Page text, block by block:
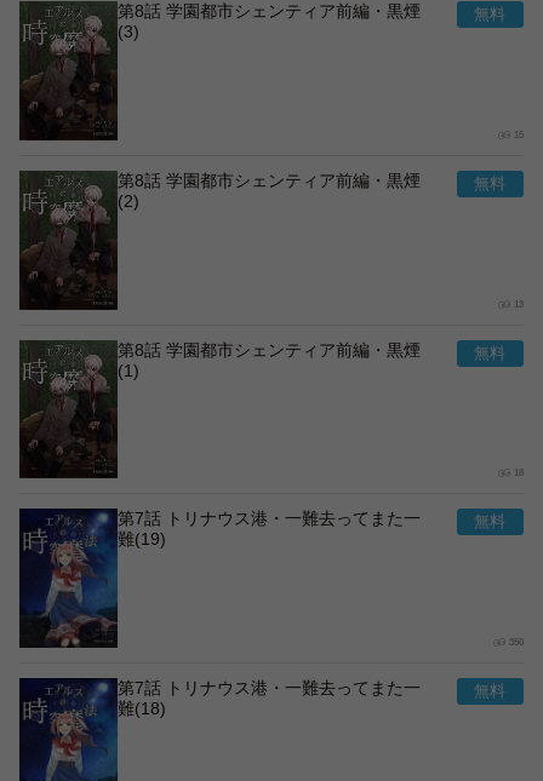
第8話 学園都市シェンティア前編・黒煙
(3)
15
第8話 学園都市シェンティア前編・黒煙
(2)
13
第8話 学園都市シェンティア前編・黒煙
(1)
18
第7話 トリナウス港・一難去ってまた一
難(19)
350
第7話 トリナウス港・一難去ってまた一
難(18)